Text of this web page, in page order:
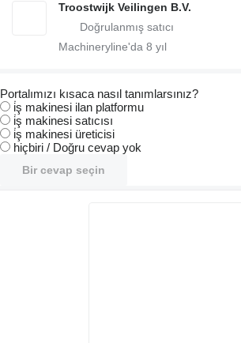
Troostwijk Veilingen B.V.
Machineryline'da 8 yıl
Portalımızı kısaca nasıl tanımlarsınız?
i̇ş makinesi ilan platformu
i̇ş makinesi satıcısı
i̇ş makinesi üreticisi
hiçbiri / Doğru cevap yok
Bir cevap seçin